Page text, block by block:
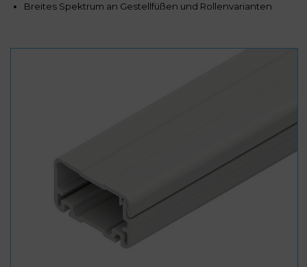
Breites Spektrum an Gestellfüßen und Rollenvarianten